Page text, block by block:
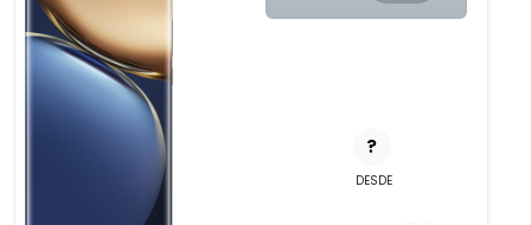
?
DESDE